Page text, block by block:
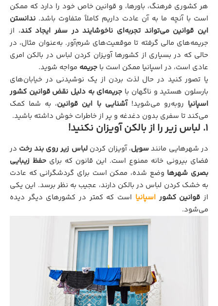
هر کشوری فرهنگ، باورها، و قوانین خاص خود را دارد که ممکن
است با آنچه ما به آن عادت داریم کاملاً متفاوت باشد. ندانستن
این قوانین می‌تواند تجربه‌ای ناخوشایند در سفر ایجاد کند، از
جریمه‌های مالی گرفته تا موقعیت‌های شرم‌آور. به‌عنوان مثال، در
حالی که در بسیاری از کشورها آویزان کردن لباس در بالکن امری
عادی است، در اسپانیا ممکن است با جریمه مواجه شوید.
یا تصور کنید در حال لذت بردن از یک نوشیدنی در خیابان‌های
بارسلون هستید و ناگهان با جریمه‌ای به دلیل نقض قوانین کشور
اسپانیا روبه‌رو می‌شوید!آشنایی با این قوانین، به شما کمک
می‌کند تا سفری بدون دغدغه و پر از خاطرات خوش داشته باشید.
1. لباس زیر را از بالکن آویزان نکنید!
در شهرهایی مانندسویل، آویزان کردنلباس زیر روی بند رخت در
فضای بیرونی خانه ممنوع است. این قانون که برای حفظ زیبایی
بصری شهرها وضع شده، ممکن است برای گردشگرانی که عادت
به خشک کردن لباس در بالکن دارند، عجیب به نظر برسد. این یکی
از قوانین کشوراسپانیا است که کمتر در کشورهای دیگر دیده
می‌شود.